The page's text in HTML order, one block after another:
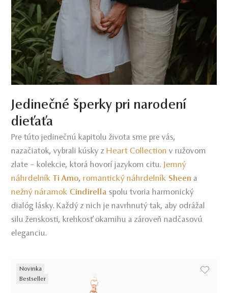
Jedinečné šperky pri narodení
dieťaťa
Pre túto jedinečnú kapitolu života sme pre vás,
nazačiatok, vybrali kúsky z Heart Collection v ružovom
zlate – kolekcie, ktorá hovorí jazykom citu. Jemný
náhrdelník Ti Amo,romantický náhrdelník Sheen a
nežný náramok Cindirella spolu tvoria harmonický
dialóg lásky. Každý z nich je navrhnutý tak, aby odrážal
silu ženskosti, krehkosť okamihu a zároveň nadčasovú
eleganciu.
Novinka
Bestseller